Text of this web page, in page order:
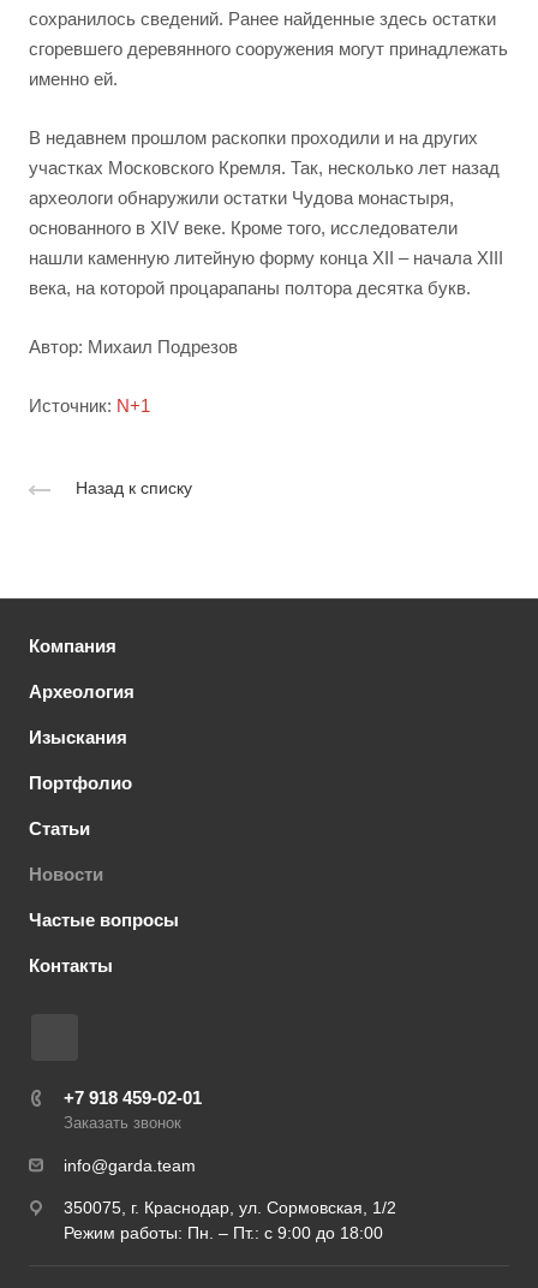
сохранилось сведений. Ранее найденные здесь остатки
сгоревшего деревянного сооружения могут принадлежать
именно ей.
В недавнем прошлом раскопки проходили и на других
участках Московского Кремля. Так, несколько лет назад
археологи обнаружили остатки Чудова монастыря,
основанного в XIV веке. Кроме того, исследователи
нашли каменную литейную форму конца XII – начала XIII
века, на которой процарапаны полтора десятка букв.
Автор: Михаил Подрезов
Источник: N+1
Назад к списку
Компания
Археология
Изыскания
Портфолио
Статьи
Новости
Частые вопросы
Контакты
+7 918 459-02-01
Заказать звонок
info@garda.team
350075, г. Краснодар, ул. Сормовская, 1/2
Режим работы: Пн. – Пт.: с 9:00 до 18:00